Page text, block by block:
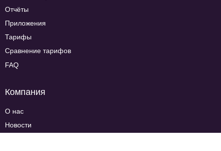
Отчёты
Приложения
Тарифы
Сравнение тарифов
FAQ
Компания
О нас
Новости